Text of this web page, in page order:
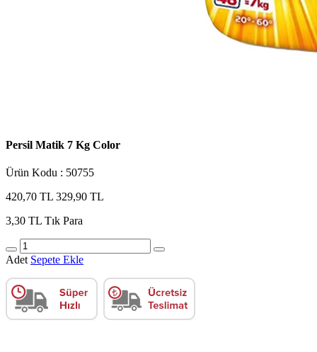
Persil Matik 7 Kg Color
Ürün Kodu : 50755
420,70 TL 329,90 TL
3,30 TL Tık Para
Adet Sepete Ekle